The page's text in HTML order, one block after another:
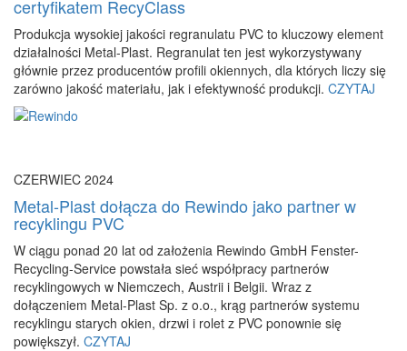
certyfikatem RecyClass
Produkcja wysokiej jakości regranulatu PVC to kluczowy element
działalności Metal-Plast. Regranulat ten jest wykorzystywany
głównie przez producentów profili okiennych, dla których liczy się
zarówno jakość materiału, jak i efektywność produkcji. CZYTAJ
CZERWIEC 2024
Metal-Plast dołącza do Rewindo jako partner w
recyklingu PVC
W ciągu ponad 20 lat od założenia Rewindo GmbH Fenster-
Recycling-Service powstała sieć współpracy partnerów
recyklingowych w Niemczech, Austrii i Belgii. Wraz z
dołączeniem Metal-Plast Sp. z o.o., krąg partnerów systemu
recyklingu starych okien, drzwi i rolet z PVC ponownie się
powiększył. CZYTAJ